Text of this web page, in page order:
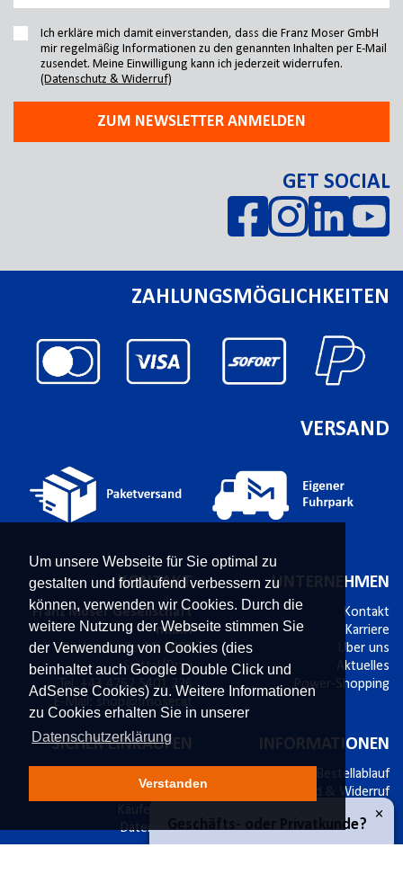
Um unsere Webseite für Sie optimal zu
gestalten und fortlaufend verbessern zu
können, verwenden wir Cookies. Durch die
weitere Nutzung der Webseite stimmen Sie
der Verwendung von Cookies (dies
beinhaltet auch Google Double Click und
AdSense Cookies) zu. Weitere Informationen
zu Cookies erhalten Sie in unserer
Datenschutzerklärung
Verstanden
Ich erkläre mich damit einverstanden, dass die Franz Moser GmbH
mir regelmäßig Informationen zu den genannten Inhalten per E-Mail
zusendet. Meine Einwilligung kann ich jederzeit widerrufen.
(Datenschutz & Widerruf)
ZUM NEWSLETTER ANMELDEN
GET SOCIAL
ZAHLUNGSMÖGLICHKEITEN
VERSAND
KONTAKT
Franz Moser Gesellschaft
m.b.H
Bünkerstraße 44, 9800
Spittal/Drau
Tel.
+43 4762 5401 226
E-Mail: shop@fmoser.at
UNTERNEHMEN
Kontakt
Karriere
Über uns
Aktuelles
Power-Shopping
SICHER EINKAUFEN
14 Tage Widerrufsrecht
Käuferschutz
Datenschutz
INFORMATIONEN
Bestellablauf
Versand & Widerruf
Zahlungsmöglichkeiten
Werbematerial
×
Geschäfts- oder Privatkunde?